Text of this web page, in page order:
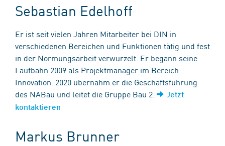
Sebastian Edelhoff
Er ist seit vielen Jahren Mitarbeiter bei DIN in
verschiedenen Bereichen und Funktionen tätig und fest
in der Normungsarbeit verwurzelt. Er begann seine
Laufbahn 2009 als Projektmanager im Bereich
Innovation. 2020 übernahm er die Geschäftsführung
des NABau und leitet die Gruppe Bau 2.
Jetzt
kontaktieren
Markus Brunner